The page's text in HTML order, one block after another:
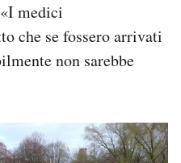
medici
che se fossero arrivati
non sarebbe